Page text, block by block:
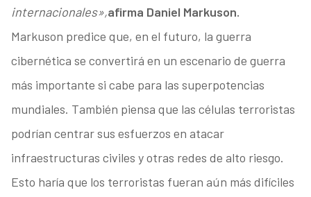
internacionales»,afirma Daniel Markuson.
Markuson predice que, en el futuro, la guerra
cibernética se convertirá en un escenario de guerra
más importante si cabe para las superpotencias
mundiales. También piensa que las células terroristas
podrían centrar sus esfuerzos en atacar
infraestructuras civiles y otras redes de alto riesgo.
Esto haría que los terroristas fueran aún más difíciles